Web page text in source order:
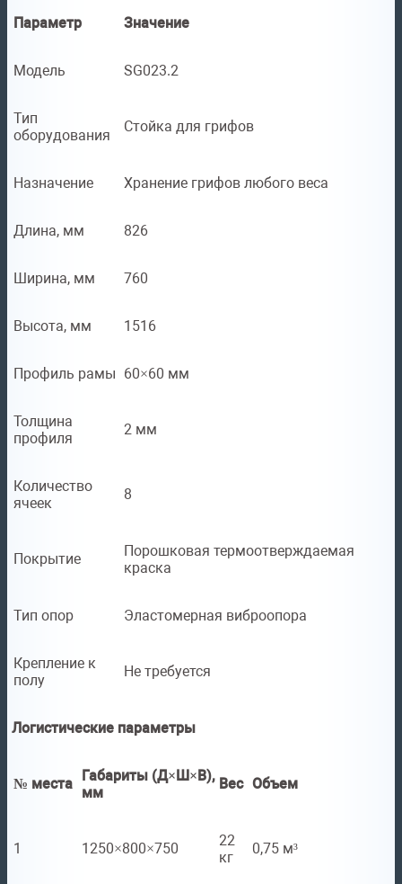
Параметр Значение
Модель SG023.2
Тип
оборудования
Стойка для грифов
Назначение Хранение грифов любого веса
Длина, мм 826
Ширина, мм 760
Высота, мм 1516
Профиль рамы 60×60 мм
Толщина
профиля
2 мм
Количество
ячеек
8
Покрытие
Порошковая термоотверждаемая
краска
Тип опор Эластомерная виброопора
Крепление к
полу
Не требуется
Логистические параметры
№ места
Габариты (Д×Ш×В),
мм
Вес Объем
1 1250×800×750
22
кг
0,75 м³